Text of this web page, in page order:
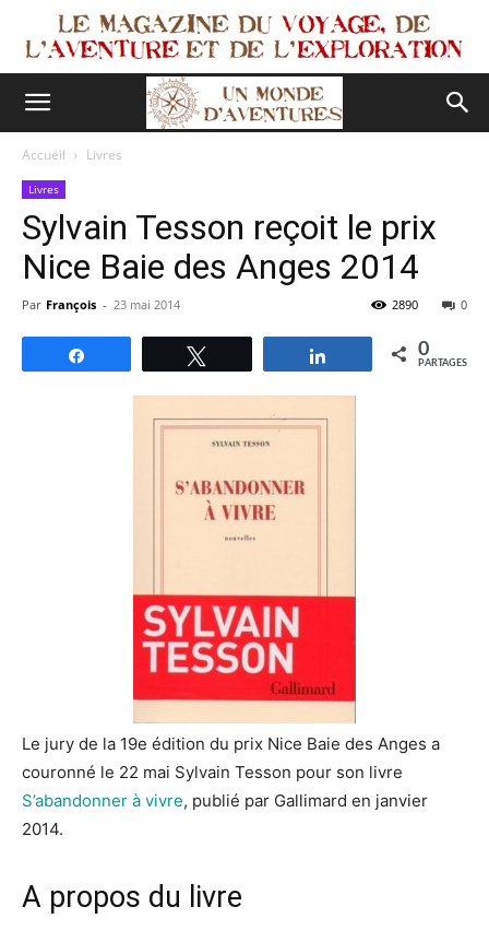
Accueil Livres
Livres
Sylvain Tesson reçoit le prix
Nice Baie des Anges 2014
Par François - 23 mai 2014 0
2890
Partagez 0
PARTAGES
Le jury de la 19e édition du prix Nice Baie des Anges a
couronné le 22 mai Sylvain Tesson pour son livre
S’abandonner à vivre, publié par Gallimard en janvier
2014.
A propos du livre